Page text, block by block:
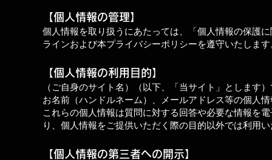
【個人情報の管理】
個人情報を取り扱うにあたっては、「個人情報の保護
ラインおよび本プライバシーポリシーを遵守いたします
【個人情報の利用目的】
（ご自身のサイト名）（以下、「当サイト」とします
お名前（ハンドルネーム）、メールアドレス等の個人
これらの個人情報は質問に対する回答や必要な情報を
り、個人情報をご提供いただく際の目的以外では利用
【個人情報の第三者への開示】